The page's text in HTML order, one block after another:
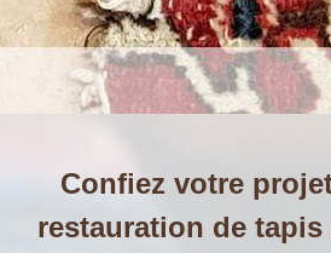
Confiez votre
restauration de